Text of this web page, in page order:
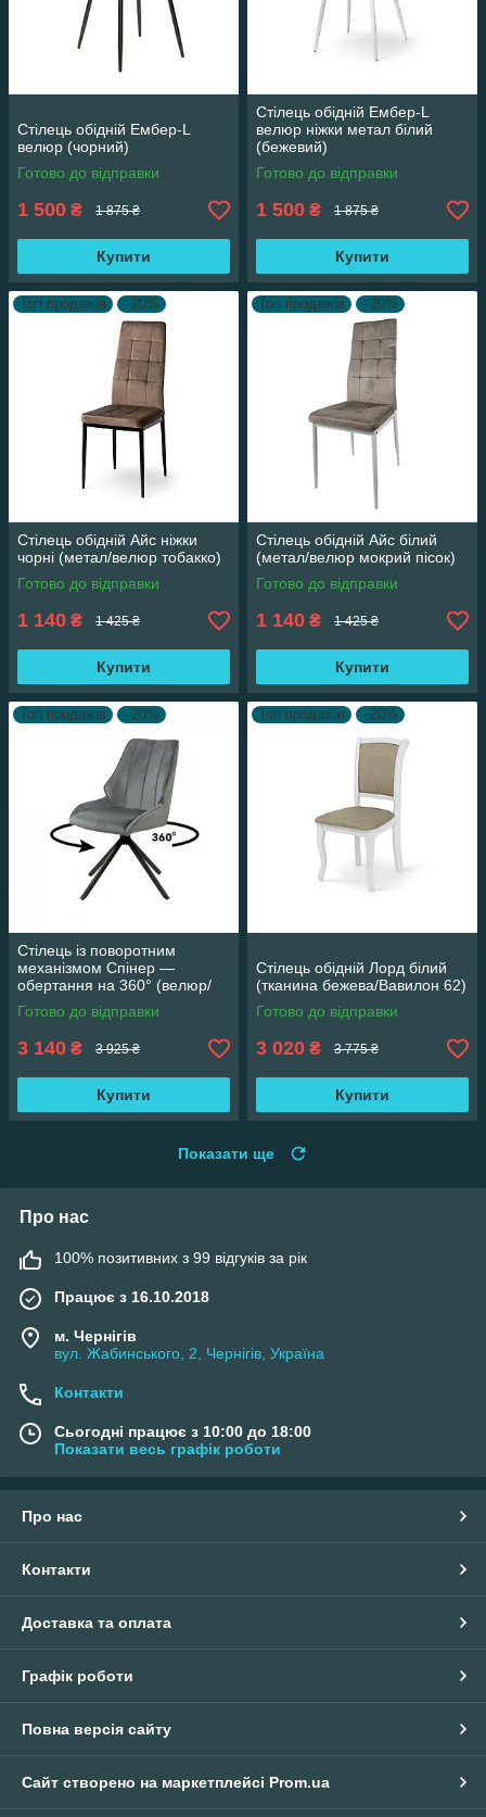
Стілець обідній Ембер-L
велюр (чорний)
Готово до відправки
1 500 ₴ 1 875 ₴
Купити
Стілець обідній Ембер-L
велюр ніжки метал білий
(бежевий)
Готово до відправки
1 500 ₴ 1 875 ₴
Купити
Топ продажів –20%
Стілець обідній Айс ніжки
чорні (метал/велюр тобакко)
Готово до відправки
1 140 ₴ 1 425 ₴
Купити
Топ продажів –20%
Стілець обідній Айс білий
(метал/велюр мокрий пісок)
Готово до відправки
1 140 ₴ 1 425 ₴
Купити
Топ продажів –20%
Стілець із поворотним
механізмом Спінер —
обертання на 360° (велюр/
сірий)
Готово до відправки
3 140 ₴ 3 925 ₴
Купити
Топ продажів –20%
Стілець обідній Лорд білий
(тканина бежева/Вавилон 62)
Готово до відправки
3 020 ₴ 3 775 ₴
Купити
Показати ще
Про нас
100% позитивних з 99 відгуків за рік
Працює з 16.10.2018
м. Чернігів
вул. Жабинського, 2, Чернігів, Україна
Контакти
Сьогодні працює з 10:00 до 18:00
Показати весь графік роботи
Про нас
Контакти
Доставка та оплата
Графік роботи
Повна версія сайту
Сайт створено на маркетплейсі Prom.ua